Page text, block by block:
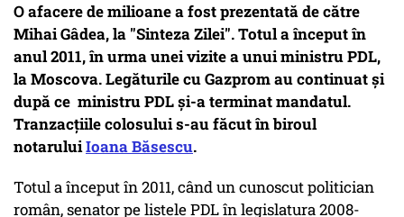
O afacere de milioane a fost prezentată de către
Mihai Gâdea, la "Sinteza Zilei". Totul a început în
anul 2011, în urma unei vizite a unui ministru PDL,
la Moscova. Legăturile cu Gazprom au continuat și
după ce ministru PDL și-a terminat mandatul.
Tranzacțiile colosului s-au făcut în biroul
notaruluiIoana Băsescu.
Totul a început în 2011, când un cunoscut politician
român, senator pe listele PDL în legislatura 2008-